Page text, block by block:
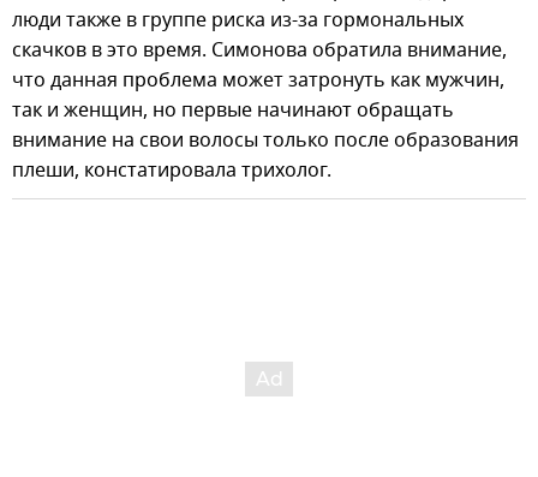
люди также в группе риска из-за гормональных
скачков в это время. Симонова обратила внимание,
что данная проблема может затронуть как мужчин,
так и женщин, но первые начинают обращать
внимание на свои волосы только после образования
плеши, констатировала трихолог.